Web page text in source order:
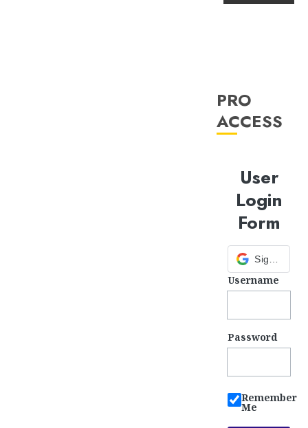
PRO
ACCESS
User
Login
Form
Username
Password
Remember
Me